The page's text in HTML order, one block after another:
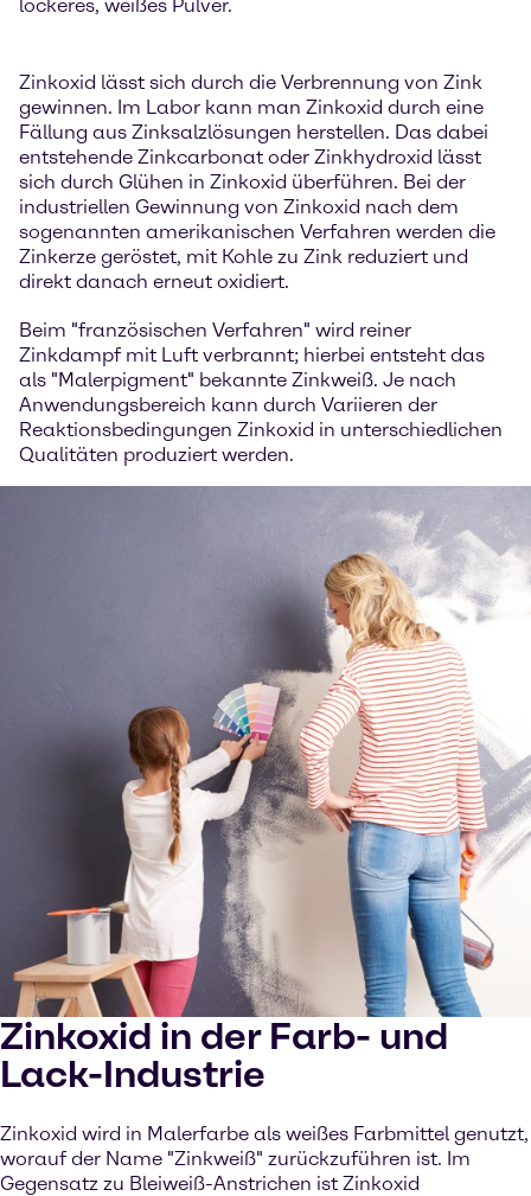
lockeres, weißes Pulver.
Zinkoxid lässt sich durch die Verbrennung von Zink
gewinnen. Im Labor kann man Zinkoxid durch eine
Fällung aus Zinksalzlösungen herstellen. Das dabei
entstehende Zinkcarbonat oder Zinkhydroxid lässt
sich durch Glühen in Zinkoxid überführen. Bei der
industriellen Gewinnung von Zinkoxid nach dem
sogenannten amerikanischen Verfahren werden die
Zinkerze geröstet, mit Kohle zu Zink reduziert und
direkt danach erneut oxidiert.
Beim "französischen Verfahren" wird reiner
Zinkdampf mit Luft verbrannt; hierbei entsteht das
als "Malerpigment" bekannte Zinkweiß. Je nach
Anwendungsbereich kann durch Variieren der
Reaktionsbedingungen Zinkoxid in unterschiedlichen
Qualitäten produziert werden.
Zinkoxid in der Farb- und
Lack-Industrie
Zinkoxid wird in Malerfarbe als weißes Farbmittel genutzt,
worauf der Name "Zinkweiß" zurückzuführen ist. Im
Gegensatz zu Bleiweiß-Anstrichen ist Zinkoxid